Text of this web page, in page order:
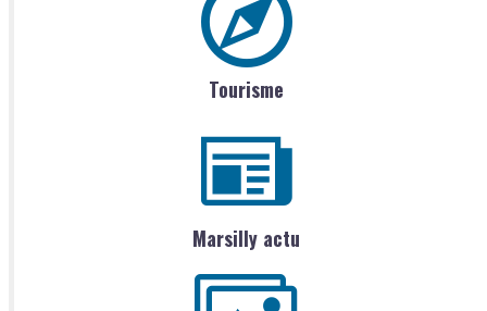
Tourisme
Marsilly actu